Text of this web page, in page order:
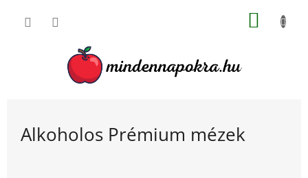
KOSÁR
Alkoholos Prémium mézek